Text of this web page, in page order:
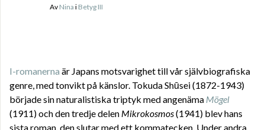
Av Nina i Betyg III
I-romanerna är Japans motsvarighet till vår självbiografiska
genre, med tonvikt på känslor. Tokuda Shūsei (1872-1943)
började sin naturalistiska triptyk med angenäma Mögel
(1911) och den tredje delen Mikrokosmos(1941) blev hans
sista roman, den slutar med ett kommatecken. Under andra